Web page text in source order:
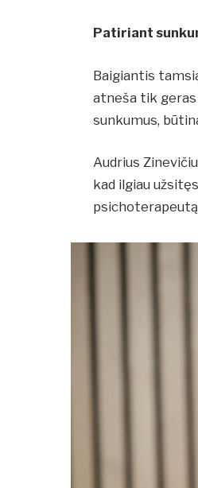
Patiriant
Baigiantis
atneša tik geras
sunkumus,
Audrius
kad ilgiau